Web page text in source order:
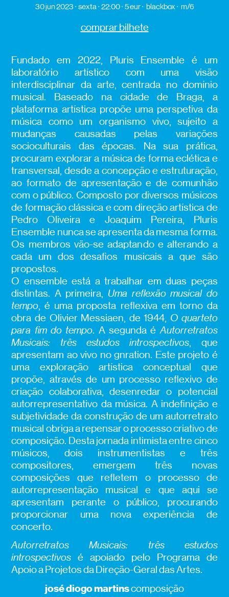
30 jun 2023 sexta 22:00 5 eur blackbox m/6
comprar bilhete
Fundado em 2022, Pluris Ensemble é um
laboratório artístico com uma visão
interdisciplinar da arte, centrada no domínio
musical. Baseado na cidade de Braga, a
plataforma artística propõe uma perspetiva da
música como um organismo vivo, sujeito a
mudanças causadas pelas variações
socioculturais das épocas. Na sua prática,
procuram explorar a música de forma eclética e
transversal, desde a concepção e estruturação,
ao formato de apresentação e de comunhão
com o público. Composto por diversos músicos
de formação clássica e com direção artística de
Pedro Oliveira e Joaquim Pereira, Pluris
Ensemble nunca se apresenta da mesma forma.
Os membros vão-se adaptando e alterando a
cada um dos desafios musicais a que são
propostos.
O ensemble está a trabalhar em duas peças
distintas. A primeira, Uma reflexão musical do
tempo, é uma proposta reflexiva em torno da
obra de Olivier Messiaen, de 1944, O quarteto
para fim do tempo. A segunda éAutorretratos
Musicais: três estudos introspectivos, que
apresentam ao vivo no gnration. Este projeto é
uma exploração artística conceptual que
propõe, através de um processo reflexivo de
criação colaborativa, desenredar o potencial
autorrepresentativo da música. A indefinição e
subjetividade da construção de um autorretrato
musical obriga a repensar o processo criativo de
composição. Desta jornada intimista entre cinco
músicos, dois instrumentistas e três
compositores, emergem três novas
composições que refletem o processo de
autorrepresentação musical e que aqui se
apresentam perante o público, procurando
proporcionar uma nova experiência de
concerto.
Autorretratos Musicais: três estudos
introspectivos é apoiado pelo Programa de
Apoio a Projetos da Direção-Geral das Artes.
josé diogo martinscomposição